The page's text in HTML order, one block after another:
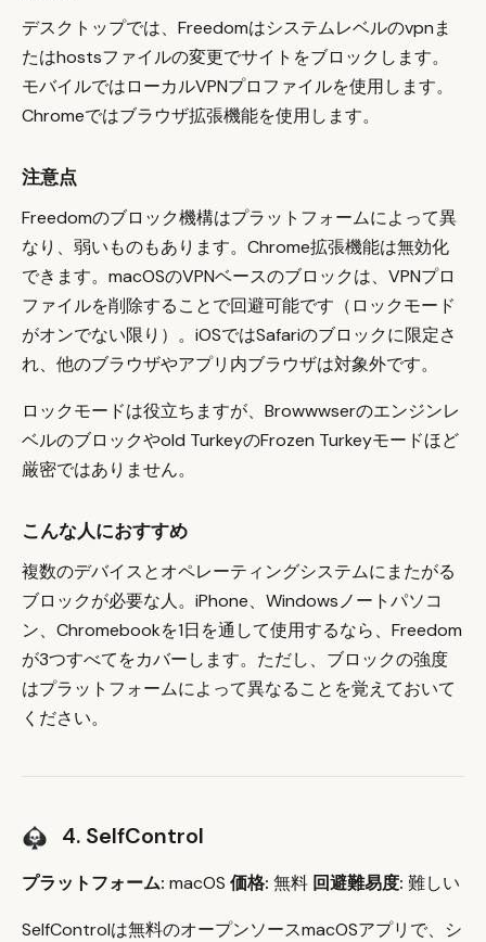
デスクトップでは、Freedomはシステムレベルのvpnま
たはhostsファイルの変更でサイトをブロックします。
モバイルではローカルVPNプロファイルを使用します。
Chromeではブラウザ拡張機能を使用します。
注意点
Freedomのブロック機構はプラットフォームによって異
なり、弱いものもあります。Chrome拡張機能は無効化
できます。macOSのVPNベースのブロックは、VPNプロ
ファイルを削除することで回避可能です（ロックモード
がオンでない限り）。iOSではSafariのブロックに限定さ
れ、他のブラウザやアプリ内ブラウザは対象外です。
ロックモードは役立ちますが、Browwwserのエンジンレ
ベルのブロックやold TurkeyのFrozen Turkeyモードほど
厳密ではありません。
こんな人におすすめ
複数のデバイスとオペレーティングシステムにまたがる
ブロックが必要な人。iPhone、Windowsノートパソコ
ン、Chromebookを1日を通して使用するなら、Freedom
が3つすべてをカバーします。ただし、ブロックの強度
はプラットフォームによって異なることを覚えておいて
ください。
4. SelfControl
プラットフォーム: macOS 価格: 無料 回避難易度: 難しい
SelfControlは無料のオープンソースmacOSアプリで、シ